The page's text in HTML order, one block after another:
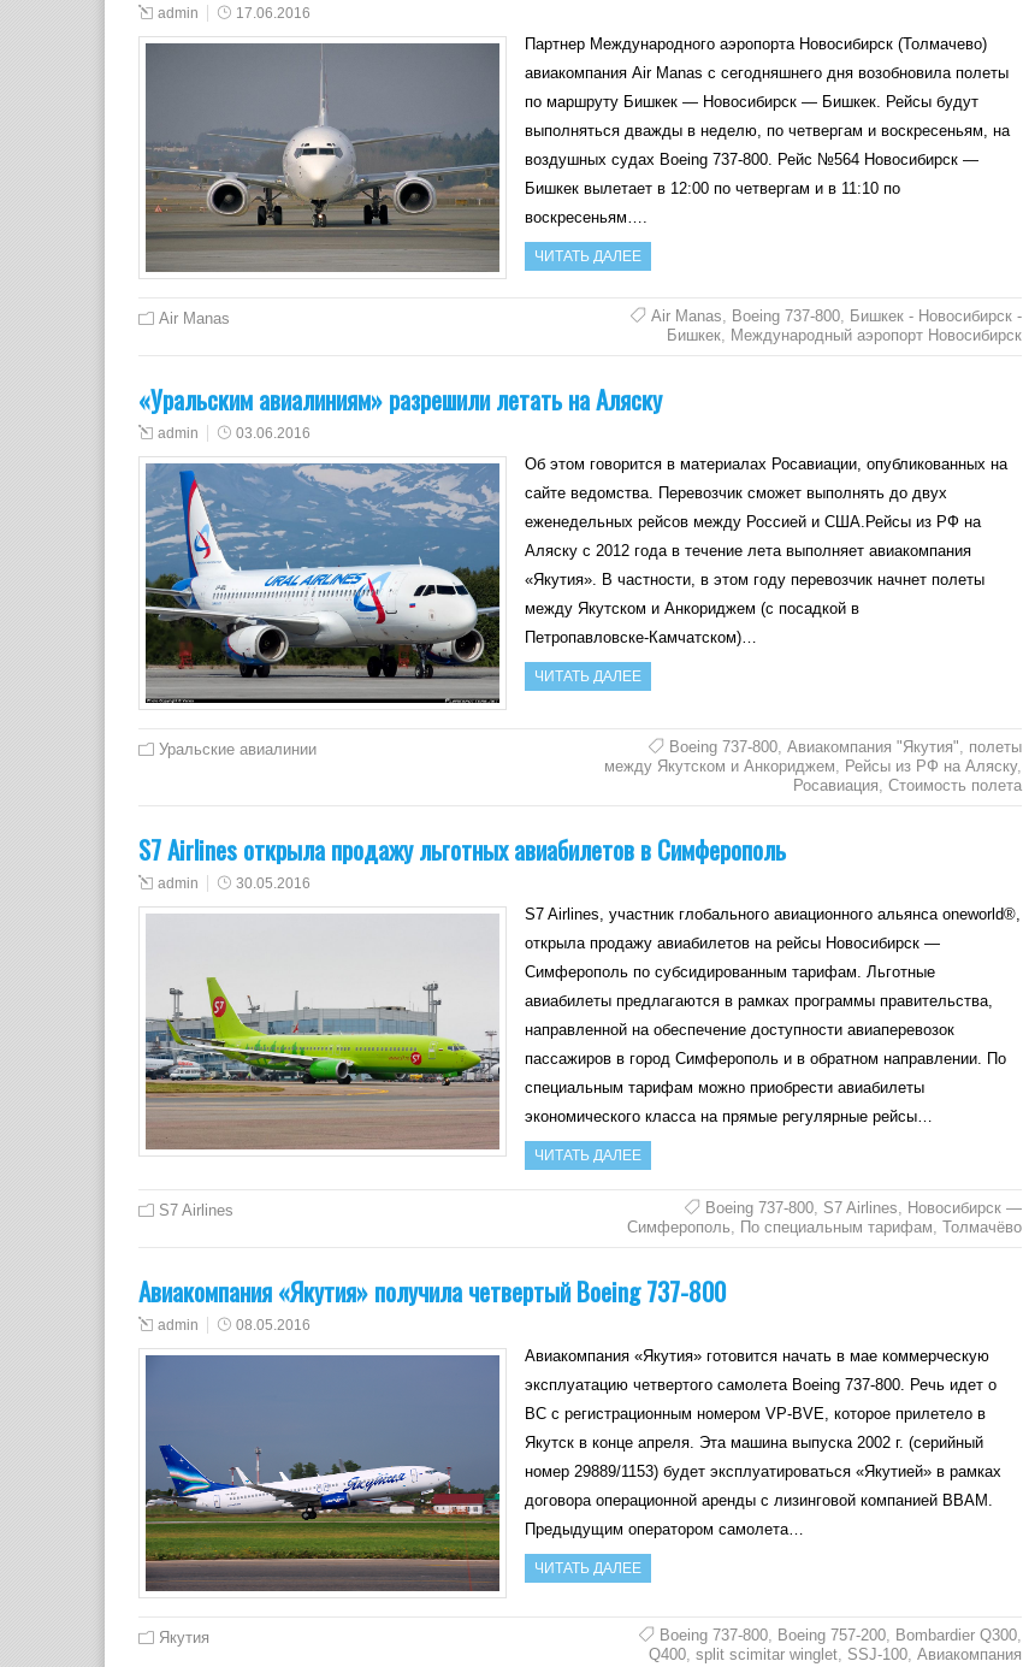
admin 17.06.2016
Партнер Международного аэропорта Новосибирск (Толмачево)
авиакомпания Air Manas с сегодняшнего дня возобновила полеты
по маршруту Бишкек — Новосибирск — Бишкек. Рейсы будут
выполняться дважды в неделю, по четвергам и воскресеньям, на
воздушных судах Boeing 737-800. Рейс №564 Новосибирск —
Бишкек вылетает в 12:00 по четвергам и в 11:10 по
воскресеньям….
ЧИТАТЬ ДАЛЕЕ
Air Manas Air Manas, Boeing 737-800, Бишкек - Новосибирск -
Бишкек, Международный аэропорт Новосибирск
«Уральским авиалиниям» разрешили летать на Аляску
admin 03.06.2016
Об этом говорится в материалах Росавиации, опубликованных на
сайте ведомства. Перевозчик сможет выполнять до двух
еженедельных рейсов между Россией и США.Рейсы из РФ на
Аляску с 2012 года в течение лета выполняет авиакомпания
«Якутия». В частности, в этом году перевозчик начнет полеты
между Якутском и Анкориджем (с посадкой в
Петропавловске‑Камчатском)…
ЧИТАТЬ ДАЛЕЕ
Уральские авиалинии Boeing 737-800, Авиакомпания "Якутия", полеты
между Якутском и Анкориджем, Рейсы из РФ на Аляску,
Росавиация, Стоимость полета
S7 Airlines открыла продажу льготных авиабилетов в Симферополь
admin 30.05.2016
S7 Airlines, участник глобального авиационного альянса oneworld®,
открыла продажу авиабилетов на рейсы Новосибирск —
Симферополь по субсидированным тарифам. Льготные
авиабилеты предлагаются в рамках программы правительства,
направленной на обеспечение доступности авиаперевозок
пассажиров в город Симферополь и в обратном направлении. По
специальным тарифам можно приобрести авиабилеты
экономического класса на прямые регулярные рейсы…
ЧИТАТЬ ДАЛЕЕ
S7 Airlines Boeing 737-800, S7 Airlines, Новосибирск —
Симферополь, По специальным тарифам, Толмачёво
Авиакомпания «Якутия» получила четвертый Boeing 737-800
admin 08.05.2016
Авиакомпания «Якутия» готовится начать в мае коммерческую
эксплуатацию четвертого самолета Boeing 737-800. Речь идет о
ВС с регистрационным номером VP-BVE, которое прилетело в
Якутск в конце апреля. Эта машина выпуска 2002 г. (серийный
номер 29889/1153) будет эксплуатироваться «Якутией» в рамках
договора операционной аренды с лизинговой компанией BBAM.
Предыдущим оператором самолета…
ЧИТАТЬ ДАЛЕЕ
Якутия Boeing 737-800, Boeing 757-200, Bombardier Q300,
Q400, split scimitar winglet, SSJ-100, Авиакомпания